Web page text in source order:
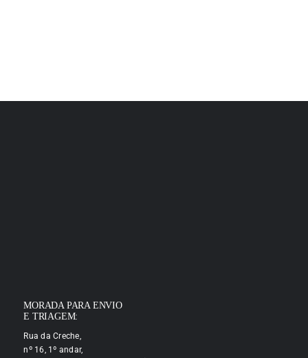
MORADA PARA ENVIO
E TRIAGEM:
Rua da Creche,
nº 16, 1º andar,